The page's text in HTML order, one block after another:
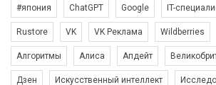
#япония ChatGPT Google IT-
Rustore VK VK Реклама Wildberries
Алгоритмы Алиса Апдейт
Дзен Искусственный интеллект